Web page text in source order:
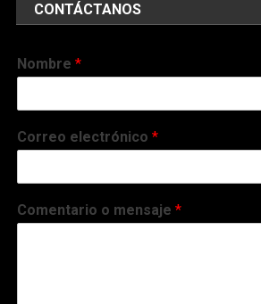
CONTÁCTANOS
Nombre*
Correo electrónico*
Comentario o mensaje*